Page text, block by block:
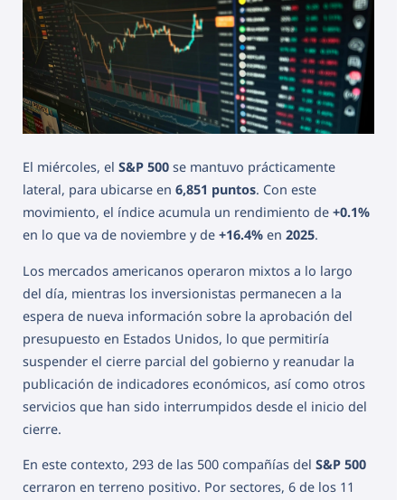
El miércoles, el S&P 500 se mantuvo prácticamente
lateral, para ubicarse en 6,851 puntos. Con este
movimiento, el índice acumula un rendimiento de +0.1%
en lo que va de noviembre y de +16.4% en 2025.
Los mercados americanos operaron mixtos a lo largo
del día, mientras los inversionistas permanecen a la
espera de nueva información sobre la aprobación del
presupuesto en Estados Unidos, lo que permitiría
suspender el cierre parcial del gobierno y reanudar la
publicación de indicadores económicos, así como otros
servicios que han sido interrumpidos desde el inicio del
cierre.
En este contexto, 293 de las 500 compañías del S&P 500
cerraron en terreno positivo. Por sectores, 6 de los 11